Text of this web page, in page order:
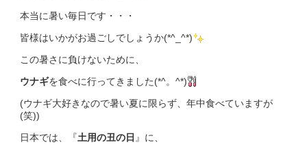
本当に暑い毎日です・・・
皆様はいかがお過ごしでしょうか(*^_^*)
この暑さに負けないために、
ウナギを食べに行ってきました(*^。^*)
(ウナギ大好きなので暑い夏に限らず、年中食べていますが
(笑))
日本では、『土用の丑の日 』に、